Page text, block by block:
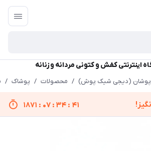
کفش و کتونی مردانه و زنانه
پوشان (دیجی شیک پوش) / محصولات / پوشاک /
1871 : 07 : 34 : 41